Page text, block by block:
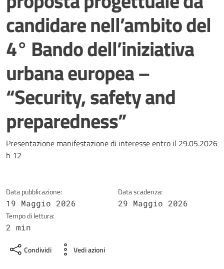
candidare nell’ambito del
4° Bando dell’iniziativa
urbana europea –
“Security, safety and
preparedness”
Dettagli della notizia
Presentazione manifestazione di interesse entro il 29.05.2026
h 12
Data pubblicazione:
19 Maggio 2026
Data scadenza:
29 Maggio 2026
Tempo di lettura:
2 min
Condividi Vedi azioni